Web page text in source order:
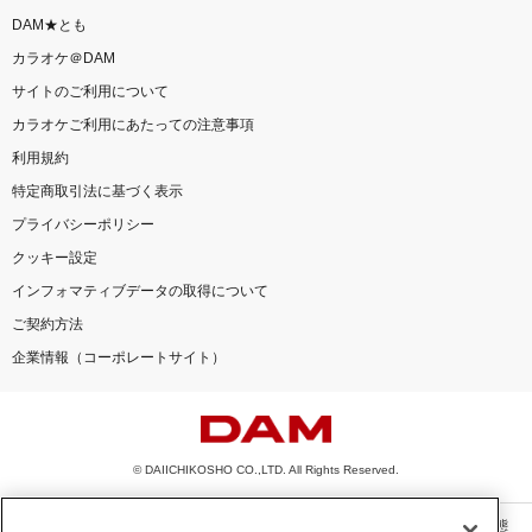
DAM★とも
カラオケ＠DAM
サイトのご利用について
カラオケご利用にあたっての注意事項
利用規約
特定商取引法に基づく表示
プライバシーポリシー
クッキー設定
インフォマティブデータの取得について
ご契約方法
企業情報（コーポレートサイト）
© DAIICHIKOSHO CO.,LTD. All Rights Reserved.
このサイトに掲載されている一切の文章・画像・写真・動画・音声等を、手段や形態